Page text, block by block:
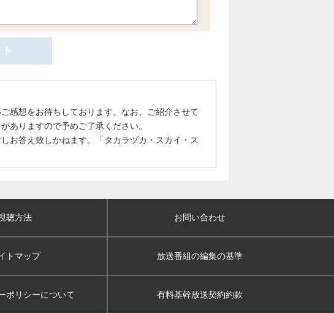
感想をお待ちしております。なお、ご紹介させて
ありますので予めご了承ください。
お答え致しかねます。「タカラヅカ・スカイ・ス
聴方法 お問い合わせ
トマップ 放送番組の編集の基準
ポリシーについて 有料基幹放送契約約款